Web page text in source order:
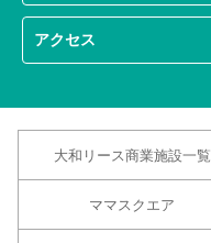
アクセス
大和リース商業施設一覧
ママスクエア